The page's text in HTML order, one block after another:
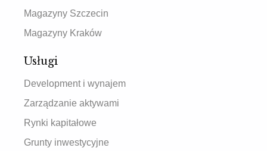
Magazyny Szczecin
Magazyny Kraków
Usługi
Development i wynajem
Zarządzanie aktywami
Rynki kapitałowe
Grunty inwestycyjne